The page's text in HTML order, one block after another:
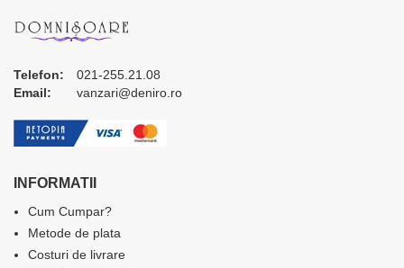
Telefon:
021-255.21.08
Email:
vanzari@deniro.ro
INFORMATII
Cum Cumpar?
Metode de plata
Costuri de livrare